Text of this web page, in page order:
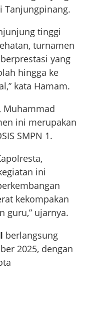
Tanjungpinang.
tinggi
turnamen
yang
hingga ke
kata Hamam.
Muhammad
ini merupakan
SMPN 1.
ini
kekompakan
guru,” ujarnya.
berlangsung
2025, dengan